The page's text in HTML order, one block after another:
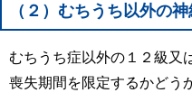
（２）むちうち以外の
むちうち症以外の１２級又
喪失期間を限定するかどう